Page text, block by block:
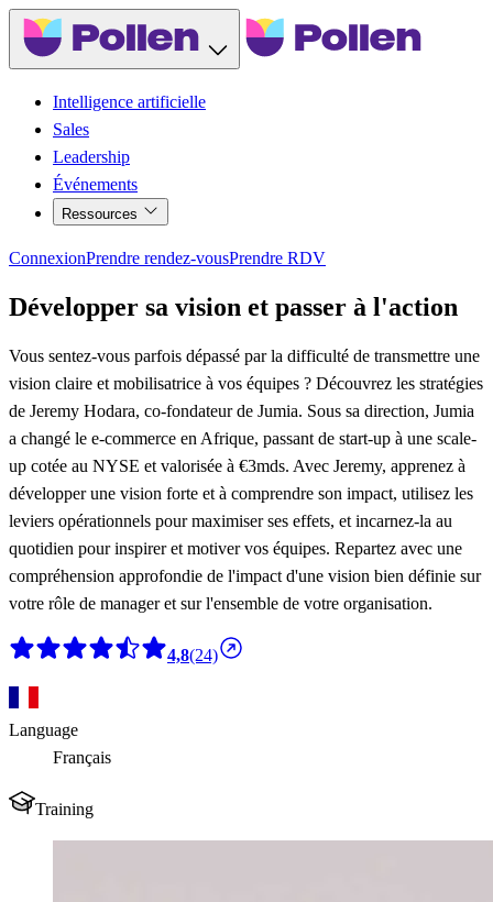
Intelligence artificielle
Sales
Leadership
Événements
Ressources
ConnexionPrendre rendez-vousPrendre RDV
Développer sa vision et passer à l'action
Vous sentez-vous parfois dépassé par la difficulté de transmettre une
vision claire et mobilisatrice à vos équipes ? Découvrez les stratégies
de Jeremy Hodara, co-fondateur de Jumia. Sous sa direction, Jumia
a changé le e-commerce en Afrique, passant de start-up à une scale-
up cotée au NYSE et valorisée à €3mds. Avec Jeremy, apprenez à
développer une vision forte et à comprendre son impact, utilisez les
leviers opérationnels pour maximiser ses effets, et incarnez-la au
quotidien pour inspirer et motiver vos équipes. Repartez avec une
compréhension approfondie de l'impact d'une vision bien définie sur
votre rôle de manager et sur l'ensemble de votre organisation.
4,8(24)
Language
Français
Training